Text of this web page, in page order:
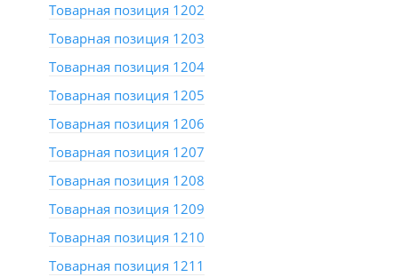
Товарная позиция 1202
Товарная позиция 1203
Товарная позиция 1204
Товарная позиция 1205
Товарная позиция 1206
Товарная позиция 1207
Товарная позиция 1208
Товарная позиция 1209
Товарная позиция 1210
Товарная позиция 1211